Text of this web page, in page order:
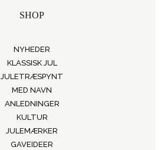
SHOP
NYHEDER
KLASSISK JUL
JULETRÆSPYNT
MED NAVN
ANLEDNINGER
KULTUR
JULEMÆRKER
GAVEIDEER